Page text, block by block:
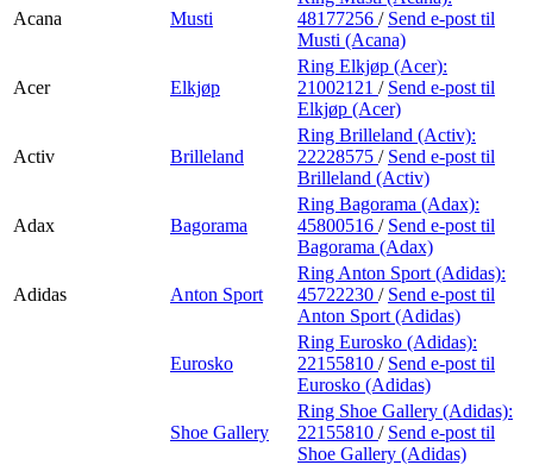
Acana Musti
48177256 / Send e-post til
Musti (Acana)
Acer Elkjøp
Ring Elkjøp (Acer):
21002121 / Send e-post til
Elkjøp (Acer)
Activ Brilleland
Ring Brilleland (Activ):
22228575 / Send e-post til
Brilleland (Activ)
Adax Bagorama
Ring Bagorama (Adax):
45800516 / Send e-post til
Bagorama (Adax)
Adidas Anton Sport
Ring Anton Sport (Adidas):
45722230 / Send e-post til
Anton Sport (Adidas)
Eurosko
Ring Eurosko (Adidas):
22155810 / Send e-post til
Eurosko (Adidas)
Shoe Gallery
Ring Shoe Gallery (Adidas):
22155810 / Send e-post til
Shoe Gallery (Adidas)